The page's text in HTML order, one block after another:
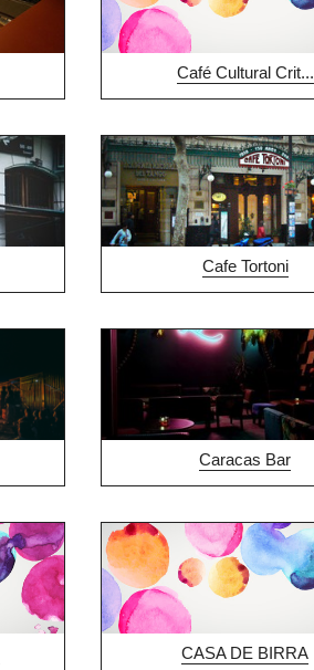
Café Cultural Crit...
Cafe Tortoni
Caracas Bar
CASA DE BIRRA